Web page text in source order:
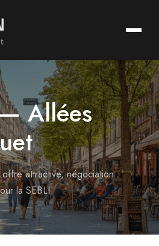
Allées
attractive, négociation
la SEBLI